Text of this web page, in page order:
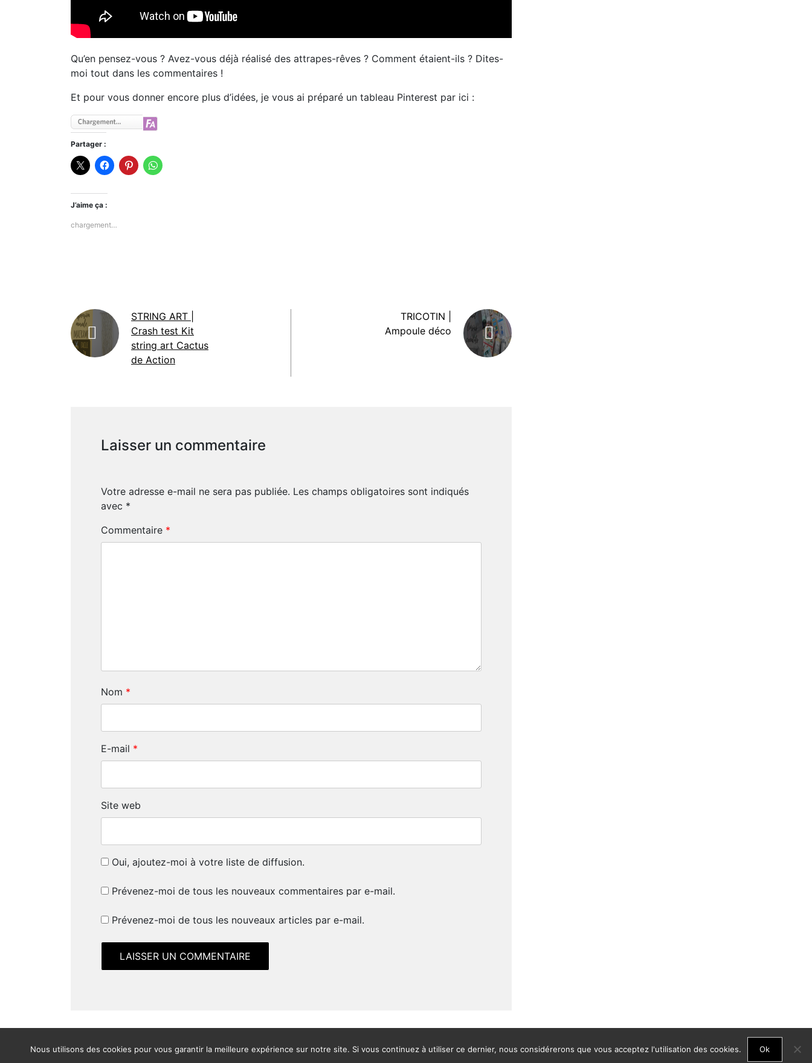
Qu’en pensez-vous ? Avez-vous déjà réalisé des attrapes-rêves ? Comment étaient-ils ? Dites-
moi tout dans les commentaires !
Et pour vous donner encore plus d’idées, je vous ai préparé un tableau Pinterest par ici :
Partager :
J’aime ça :
chargement…
STRING ART |
Crash test Kit
string art Cactus
de Action
TRICOTIN |
Ampoule déco
Laisser un commentaire
Votre adresse e-mail ne sera pas publiée. Les champs obligatoires sont indiqués
avec *
Commentaire *
Nom *
E-mail *
Site web
Oui, ajoutez-moi à votre liste de diffusion.
Prévenez-moi de tous les nouveaux commentaires par e-mail.
Prévenez-moi de tous les nouveaux articles par e-mail.
Nous utilisons des cookies pour vous garantir la meilleure expérience sur notre site. Si vous continuez à utiliser ce dernier, nous considérerons que vous acceptez l'utilisation des cookies. Ok